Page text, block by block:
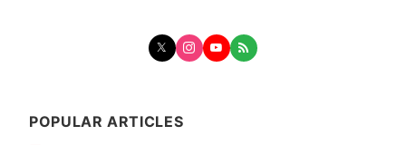
POPULAR ARTICLES